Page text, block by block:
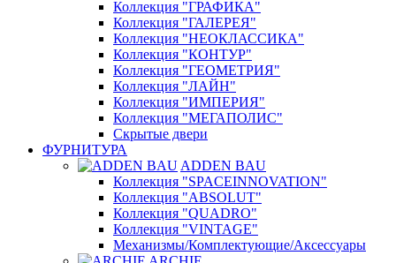
Коллекция "ГРАФИКА"
Коллекция "ГАЛЕРЕЯ"
Коллекция "НЕОКЛАССИКА"
Коллекция "КОНТУР"
Коллекция "ГЕОМЕТРИЯ"
Коллекция "ЛАЙН"
Коллекция "ИМПЕРИЯ"
Коллекция "МЕГАПОЛИС"
Скрытые двери
ФУРНИТУРА
ADDEN BAU
Коллекция "SPACEINNOVATION"
Коллекция "ABSOLUT"
Коллекция "QUADRO"
Коллекция "VINTAGE"
Механизмы/Комплектующие/Аксессуары